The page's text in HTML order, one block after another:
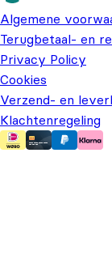
Algemene
Terugbetaal- en
Privacy Policy
Cookies
Verzend- en
Klachtenregeling